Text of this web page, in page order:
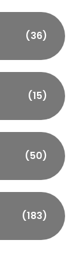
(36)
(15)
(50)
(183)